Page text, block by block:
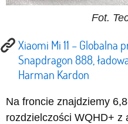
Fot.
Xiaomi Mi 11 –
Snapdragon 888,
Harman Kardon
Na froncie znajdziemy
rozdzielczości WQHD+ z